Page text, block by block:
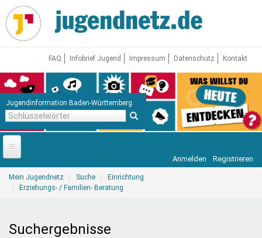
Direkt
zum
Inhalt
FAQ Infobrief Jugend Impressum Datenschutz Kontakt
Jugendinformation Baden-Württemberg
Startseite
News
Freizeit & Reisen
Vor Ort
Anmelden Registrieren
Sie
sind
Mein Jugendnetz Suche
Einrichtung
Erziehungs- / Familien- Beratung
Suchergebnisse